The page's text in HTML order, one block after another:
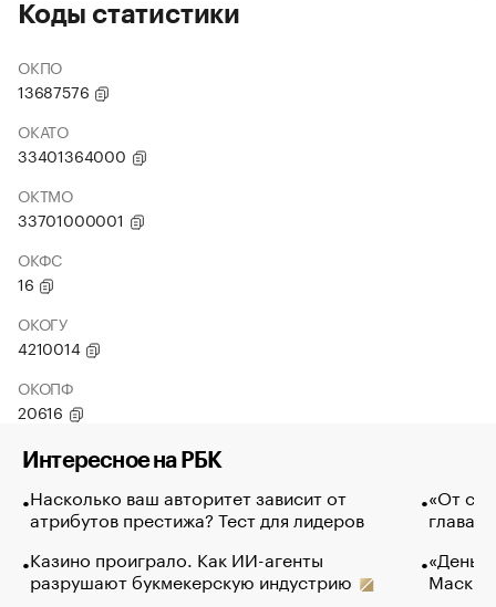
Коды статистики
ОКПО
13687576
ОКАТО
33401364000
ОКТМО
33701000001
ОКФС
16
ОКОГУ
4210014
ОКОПФ
20616
Интересное на РБК
Насколько ваш авторитет зависит от
атрибутов престижа? Тест для лидеров
Казино проиграло. Как ИИ-агенты
разрушают букмекерскую индустрию
«От
глава
Маск в